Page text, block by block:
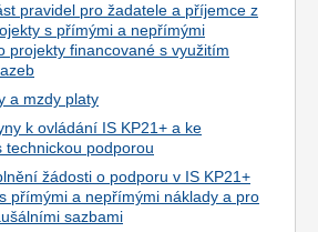
pravidel pro žadatele a příjemce z
s přímými a nepřímými
projekty financované s využitím
a mzdy platy
k ovládání IS KP21+ a ke
technickou podporou
žádosti o podporu v IS KP21+
přímými a nepřímými náklady a pro
sazbami